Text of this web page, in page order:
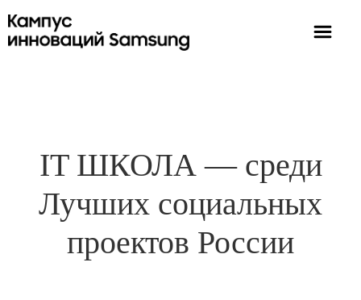
IT ШКОЛА — среди
Лучших социальных
проектов России